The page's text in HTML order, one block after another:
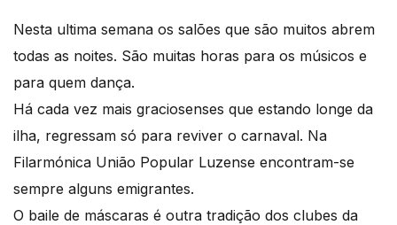
Nesta ultima semana os salões que são muitos abrem
todas as noites. São muitas horas para os músicos e
para quem dança.
Há cada vez mais graciosenses que estando longe da
ilha, regressam só para reviver o carnaval. Na
Filarmónica União Popular Luzense encontram-se
sempre alguns emigrantes.
O baile de máscaras é outra tradição dos clubes da